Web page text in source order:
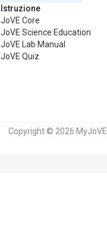
Istruzione
JoVE Core
JoVE Science Education
JoVE Lab Manual
JoVE Quiz
Copyright © 2026